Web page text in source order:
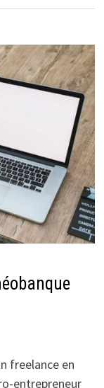
freelance en
entrepreneur